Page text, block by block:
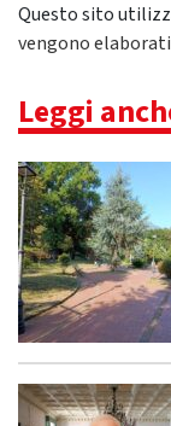
Questo sito
vengono
Leggi